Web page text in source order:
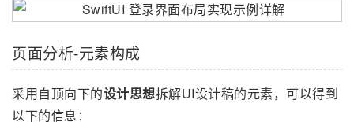
页面分析-元素构成
采用自顶向下的设计思想拆解UI设计稿的元素，可以得到
以下的信息：